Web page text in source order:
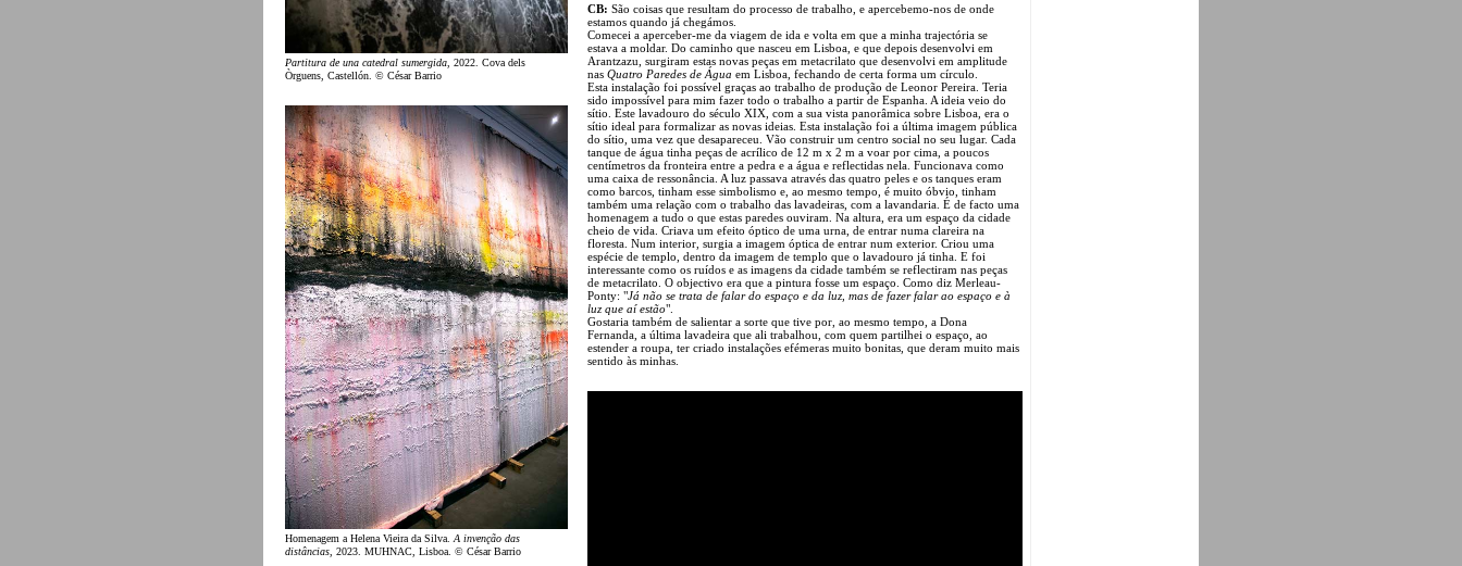
Partitura de una catedral sumergida, 2022. Cova dels
Òrguens, Castellón. © César Barrio
Homenagem a Helena Vieira da Silva.A invenção das
distâncias, 2023. MUHNAC, Lisboa. © César Barrio
CB: São coisas que resultam do processo de trabalho, e apercebemo-nos de onde
estamos quando já chegámos.
Comecei a aperceber-me da viagem de ida e volta em que a minha trajectória se
estava a moldar. Do caminho que nasceu em Lisboa, e que depois desenvolvi em
Arantzazu, surgiram estas novas peças em metacrilato que desenvolvi em amplitude
nas Quatro Paredes de Água em Lisboa, fechando de certa forma um círculo.
Esta instalação foi possível graças ao trabalho de produção de Leonor Pereira. Teria
sido impossível para mim fazer todo o trabalho a partir de Espanha. A ideia veio do
sítio. Este lavadouro do século XIX, com a sua vista panorâmica sobre Lisboa, era o
sítio ideal para formalizar as novas ideias. Esta instalação foi a última imagem pública
do sítio, uma vez que desapareceu. Vão construir um centro social no seu lugar. Cada
tanque de água tinha peças de acrílico de 12 m x 2 m a voar por cima, a poucos
centímetros da fronteira entre a pedra e a água e reflectidas nela. Funcionava como
uma caixa de ressonância. A luz passava através das quatro peles e os tanques eram
como barcos, tinham esse simbolismo e, ao mesmo tempo, é muito óbvio, tinham
também uma relação com o trabalho das lavadeiras, com a lavandaria. É de facto uma
homenagem a tudo o que estas paredes ouviram. Na altura, era um espaço da cidade
cheio de vida. Criava um efeito óptico de uma urna, de entrar numa clareira na
floresta. Num interior, surgia a imagem óptica de entrar num exterior. Criou uma
espécie de templo, dentro da imagem de templo que o lavadouro já tinha. E foi
interessante como os ruídos e as imagens da cidade também se reflectiram nas peças
de metacrilato. O objectivo era que a pintura fosse um espaço. Como diz Merleau-
Ponty: "Já não se trata de falar do espaço e da luz, mas de fazer falar ao espaço e à
luz que aí estão".
Gostaria também de salientar a sorte que tive por, ao mesmo tempo, a Dona
Fernanda, a última lavadeira que ali trabalhou, com quem partilhei o espaço, ao
estender a roupa, ter criado instalações efémeras muito bonitas, que deram muito mais
sentido às minhas.